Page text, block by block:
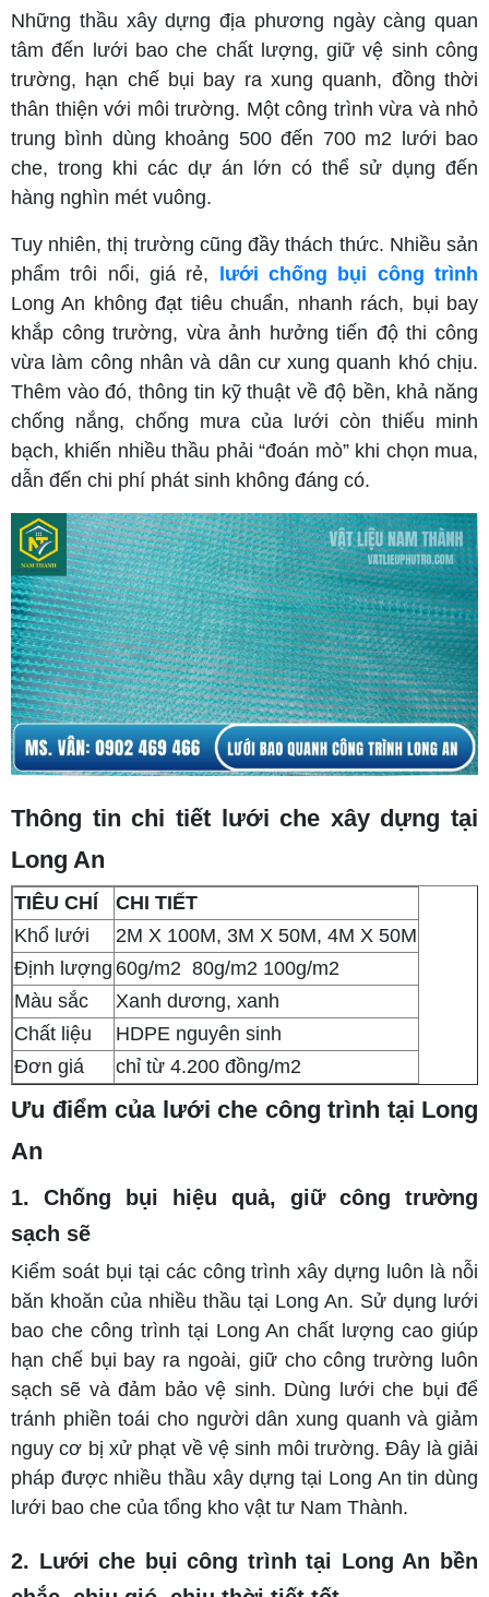
Những thầu xây dựng địa phương ngày càng quan
tâm đến lưới bao che chất lượng, giữ vệ sinh công
trường, hạn chế bụi bay ra xung quanh, đồng thời
thân thiện với môi trường. Một công trình vừa và nhỏ
trung bình dùng khoảng 500 đến 700 m2 lưới bao
che, trong khi các dự án lớn có thể sử dụng đến
hàng nghìn mét vuông.
Tuy nhiên, thị trường cũng đầy thách thức. Nhiều sản
phẩm trôi nổi, giá rẻ, lưới chống bụi công trình
Long An không đạt tiêu chuẩn, nhanh rách, bụi bay
khắp công trường, vừa ảnh hưởng tiến độ thi công
vừa làm công nhân và dân cư xung quanh khó chịu.
Thêm vào đó, thông tin kỹ thuật về độ bền, khả năng
chống nắng, chống mưa của lưới còn thiếu minh
bạch, khiến nhiều thầu phải “đoán mò” khi chọn mua,
dẫn đến chi phí phát sinh không đáng có.
Thông tin chi tiết lưới che xây dựng tại
Long An
TIÊU CHÍ
CHI TIẾT
Khổ lưới
2M X 100M, 3M X 50M, 4M X 50M
Định lượng 60g/m2 80g/m2 100g/m2
Màu sắc
Xanh dương, xanh
Chất liệu
HDPE nguyên sinh
Đơn giá
chỉ từ 4.200 đồng/m2
Ưu điểm của lưới che công trình tại Long
An
1. Chống bụi hiệu quả, giữ công trường
sạch sẽ
Kiểm soát bụi tại các công trình xây dựng luôn là nỗi
băn khoăn của nhiều thầu tại Long An. Sử dụng lưới
bao che công trình tại Long An chất lượng cao giúp
hạn chế bụi bay ra ngoài, giữ cho công trường luôn
sạch sẽ và đảm bảo vệ sinh. Dùng lưới che bụi để
tránh phiền toái cho người dân xung quanh và giảm
nguy cơ bị xử phạt về vệ sinh môi trường. Đây là giải
pháp được nhiều thầu xây dựng tại Long An tin dùng
lưới bao che của tổng kho vật tư Nam Thành.
2. Lưới che bụi công trình tại Long An bền